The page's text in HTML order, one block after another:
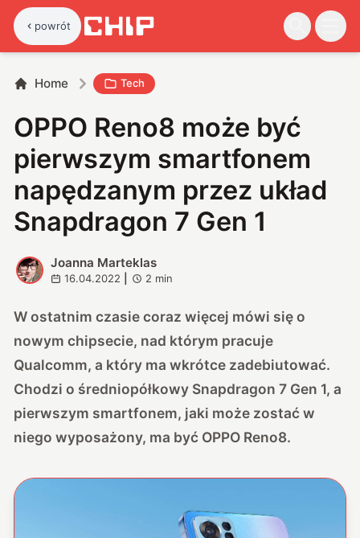
powrót
Home Tech
OPPO Reno8 może być
pierwszym smartfonem
napędzanym przez układ
Snapdragon 7 Gen 1
J
Joanna Marteklas
16.04.2022 2 min
W ostatnim czasie coraz więcej mówi się o
nowym chipsecie, nad którym pracuje
Qualcomm, a który ma wkrótce zadebiutować.
Chodzi o średniopółkowy Snapdragon 7 Gen 1, a
pierwszym smartfonem, jaki może zostać w
niego wyposażony, ma być OPPO Reno8.